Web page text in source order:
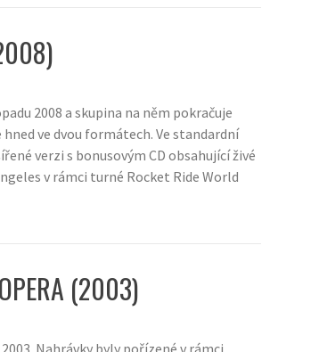
2008 a skupina na něm pokračuje
ve dvou formátech. Ve standardní
verzi s bonusovým CD obsahující živé
v rámci turné Rocket Ride World
(2003)